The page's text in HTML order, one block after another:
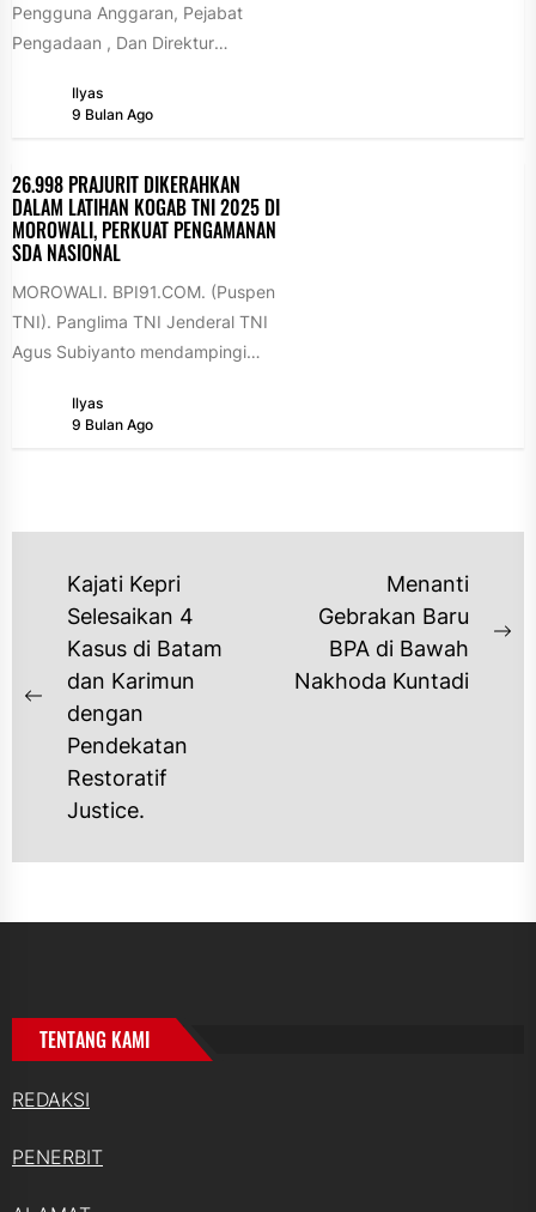
Pengguna Anggaran, Pejabat
Pengadaan , Dan Direktur
Persekongkolan Dan Korupsi
Ilyas
9 Bulan Ago
26.998 PRAJURIT DIKERAHKAN
DALAM LATIHAN KOGAB TNI 2025 DI
MOROWALI, PERKUAT PENGAMANAN
SDA NASIONAL
MOROWALI. BPI91.COM. (Puspen
TNI). Panglima TNI Jenderal TNI
Agus Subiyanto mendampingi
Sjamsoeddin bersama Jaksa Agung
Ilyas
9 Bulan Ago
NAVIGASI
POS
Previous
post:
Kajati Kepri
Selesaikan 4
Kasus di Batam
dan Karimun
dengan
Pendekatan
Restoratif
Justice.
Menanti
Gebrakan Baru
BPA di Bawah
Nakhoda Kuntadi
TENTANG KAMI
REDAKSI
PENERBIT